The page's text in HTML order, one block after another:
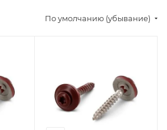
По умолчанию (убывание)